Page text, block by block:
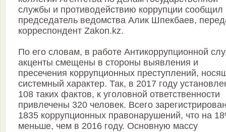
службы и противодействию коррупции сообщил
председатель ведомства Алик Шпекбаев,
корреспондент Zakon.kz.
По его словам, в работе Антикоррупционной
акценты смещены в стороны выявления и
пресечения коррупционных преступлений,
системный характер. Так, в 2017 году
108 таких фактов, к уголовной ответственности
привлечены 320 человек. Всего
1835 коррупционных правонарушений, что на
меньше, чем в 2016 году. Основную массу